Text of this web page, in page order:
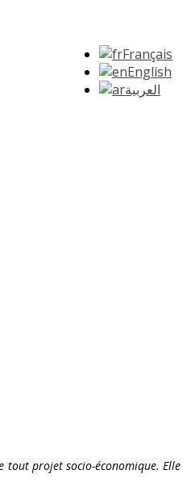
Français
English
العربية
tout projet socio-économique. Elle